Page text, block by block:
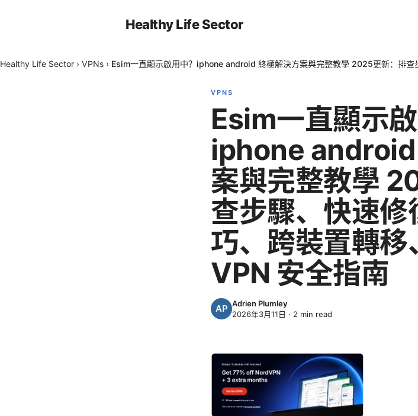
Healthy Life Sector
Healthy Life Sector › VPNs › Esim一直顯示啟用中？iphone android 終極解決方案與完整教學 2025更新：排
VPNS
Esim一直顯示啟
iphone android
案與完整教學
查步驟、快速修
巧、跨裝置轉
VPN 安全指南
Adrien Plumley
2026年3月11日 · 2 min read